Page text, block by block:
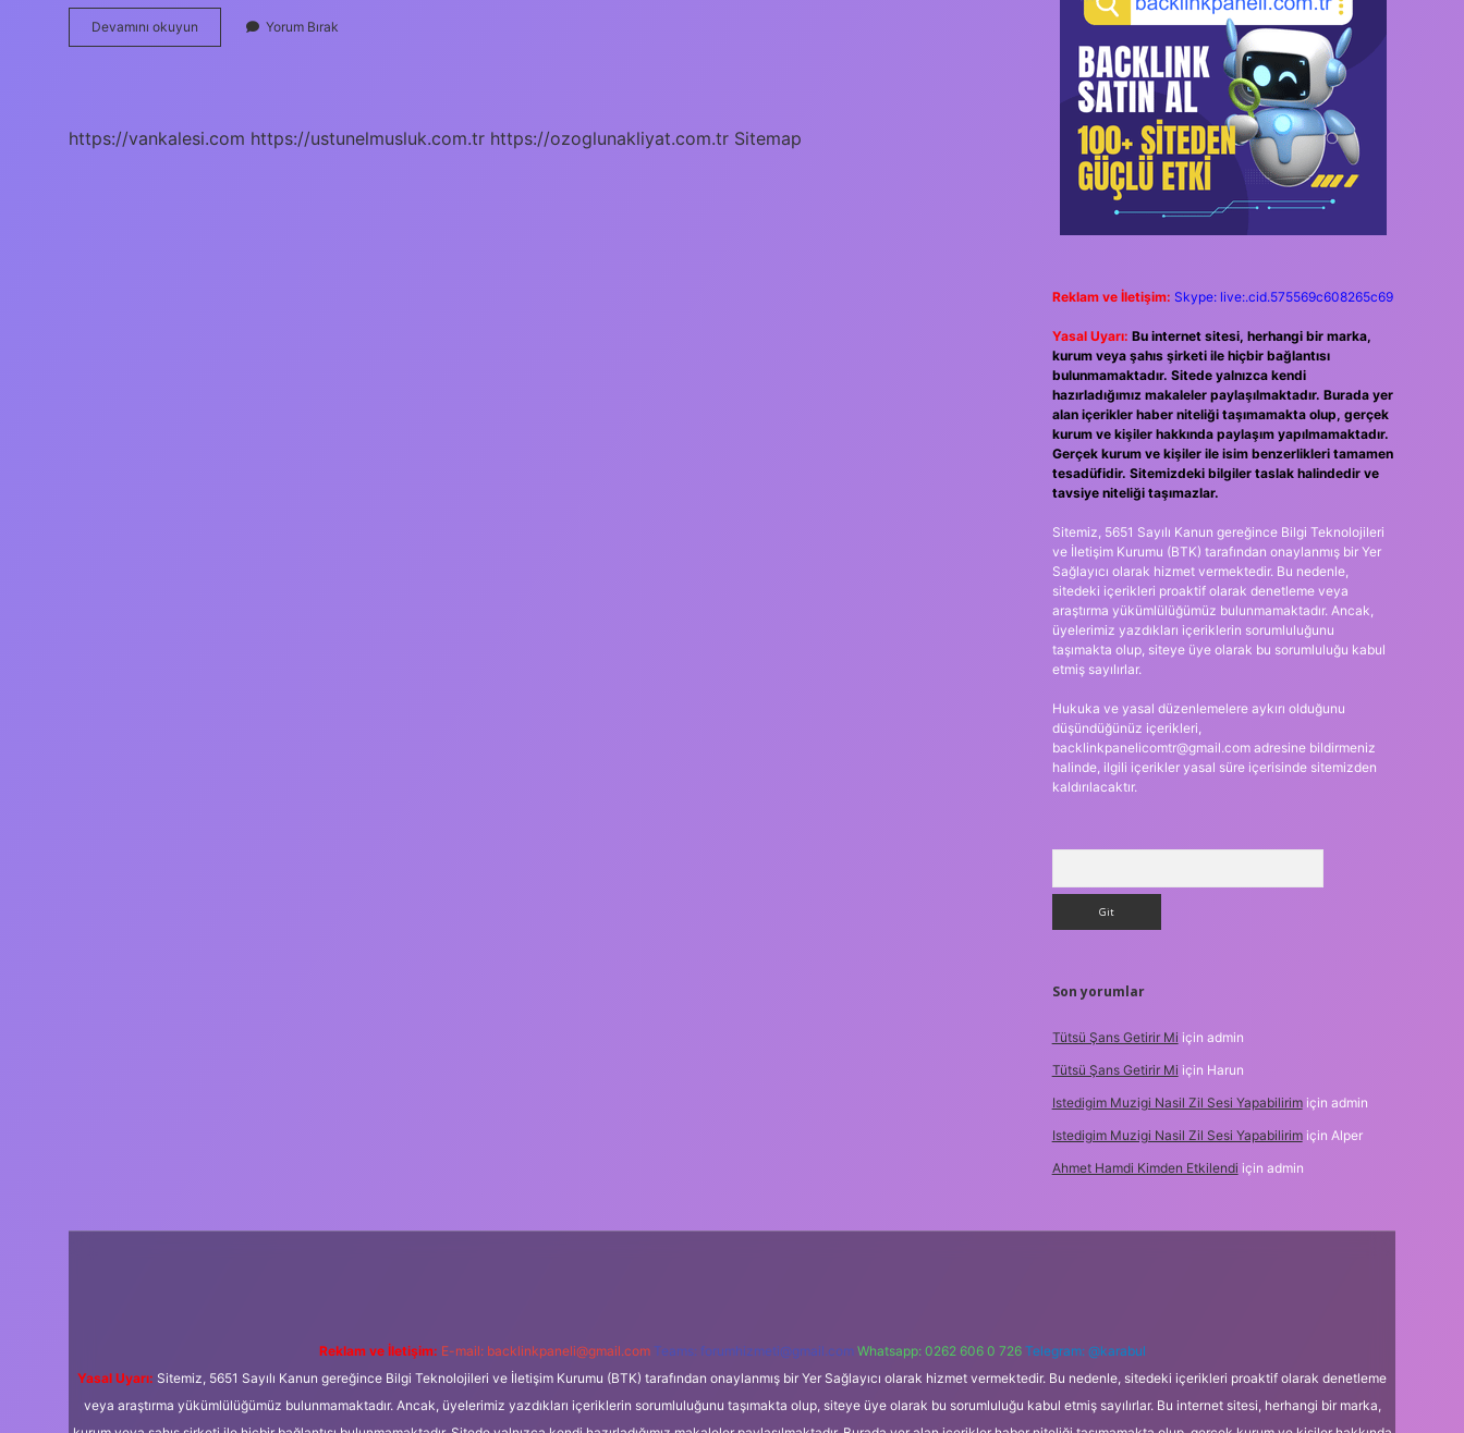
Devamını okuyun Bakteriyel
Enfeksiyon
Yorum Bırak
https://vankalesi.com https://ustunelmusluk.com.tr https://ozoglunakliyat.com.tr Sitemap
Reklam ve İletişim: Skype: live:.cid.575569c608265c69
Yasal Uyarı: Bu internet sitesi, herhangi bir marka,
kurum veya şahıs şirketi ile hiçbir bağlantısı
bulunmamaktadır. Sitede yalnızca kendi
hazırladığımız makaleler paylaşılmaktadır. Burada yer
alan içerikler haber niteliği taşımamakta olup, gerçek
kurum ve kişiler hakkında paylaşım yapılmamaktadır.
Gerçek kurum ve kişiler ile isim benzerlikleri tamamen
tesadüfidir. Sitemizdeki bilgiler taslak halindedir ve
tavsiye niteliği taşımazlar.
Sitemiz, 5651 Sayılı Kanun gereğince Bilgi Teknolojileri
ve İletişim Kurumu (BTK) tarafından onaylanmış bir Yer
Sağlayıcı olarak hizmet vermektedir. Bu nedenle,
sitedeki içerikleri proaktif olarak denetleme veya
araştırma yükümlülüğümüz bulunmamaktadır. Ancak,
üyelerimiz yazdıkları içeriklerin sorumluluğunu
taşımakta olup, siteye üye olarak bu sorumluluğu kabul
etmiş sayılırlar.
Hukuka ve yasal düzenlemelere aykırı olduğunu
düşündüğünüz içerikleri,
backlinkpanelicomtr@gmail.comadresine bildirmeniz
halinde, ilgili içerikler yasal süre içerisinde sitemizden
kaldırılacaktır.
Son yorumlar
Tütsü Şans Getirir Mi için admin
Tütsü Şans Getirir Mi için Harun
Istedigim Muzigi Nasil Zil Sesi Yapabilirimiçin admin
Istedigim Muzigi Nasil Zil Sesi Yapabilirimiçin Alper
Ahmet Hamdi Kimden Etkilendi için admin
Reklam ve İletişim: E-mail: backlinkpaneli@gmail.com Teams: forumhizmeti@gmail.com Whatsapp: 0262 606 0 726 Telegram: @karabul
Yasal Uyarı: Sitemiz, 5651 Sayılı Kanun gereğince Bilgi Teknolojileri ve İletişim Kurumu (BTK) tarafından onaylanmış bir Yer Sağlayıcı olarak hizmet vermektedir. Bu nedenle, sitedeki içerikleri proaktif olarak denetleme
veya araştırma yükümlülüğümüz bulunmamaktadır. Ancak, üyelerimiz yazdıkları içeriklerin sorumluluğunu taşımakta olup, siteye üye olarak bu sorumluluğu kabul etmiş sayılırlar. Bu internet sitesi, herhangi bir marka,